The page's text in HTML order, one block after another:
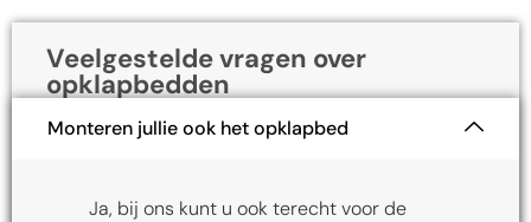
Veelgestelde vragen over
opklapbedden
Monteren jullie ook het opklapbed
Ja, bij ons kunt u ook terecht voor de